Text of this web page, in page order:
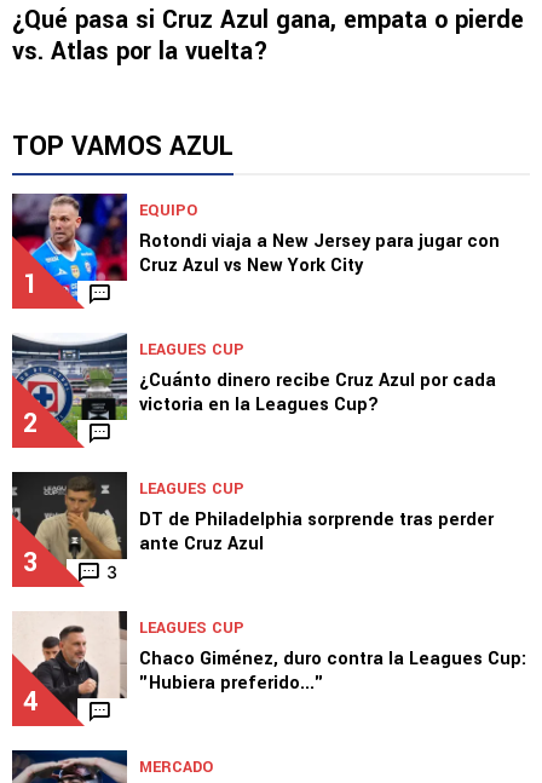
¿Qué pasa si Cruz Azul gana, empata o pierde
vs. Atlas por la vuelta?
TOP VAMOS AZUL
1
EQUIPO
Rotondi viaja a New Jersey para jugar con
Cruz Azul vs New York City
2
LEAGUES CUP
¿Cuánto dinero recibe Cruz Azul por cada
victoria en la Leagues Cup?
3 3
LEAGUES CUP
DT de Philadelphia sorprende tras perder
ante Cruz Azul
4
LEAGUES CUP
Chaco Giménez, duro contra la Leagues Cup:
"Hubiera preferido..."
MERCADO